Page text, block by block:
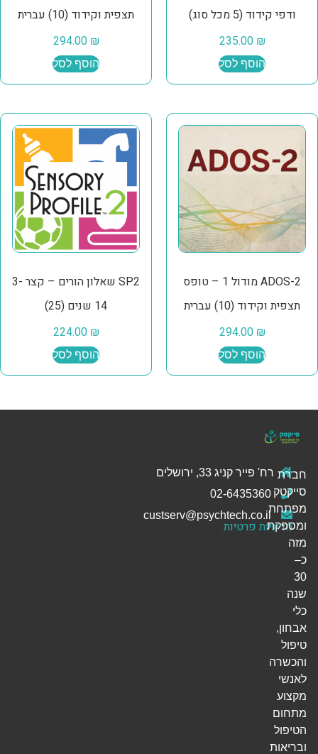
ודפי קידוד (5 מכל סוג)
235.00 ₪
הוסף לסל
תצפית וקידוד (10) עברית
294.00 ₪
הוסף לסל
ADOS-2 מודול 1 – טופס
תצפית וקידוד (10) עברית
294.00 ₪
הוסף לסל
SP2 שאלון הורים – קצר 3-
14 שנים (25)
224.00 ₪
הוסף לסל
רח' פייר קניג 33, ירושלים
מדיניות פרטיות
חברת
סייקטק
מפתחת
ומספקת
מזה
כ–
30
שנה
כלי
אבחון,
טיפול
והכשרה
לאנשי
מקצוע
מתחום
הטיפול
ובריאות